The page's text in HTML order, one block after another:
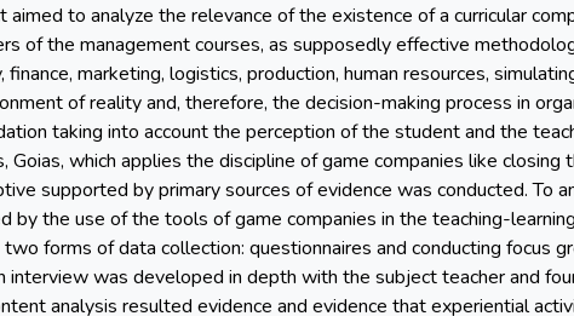
aimed to analyze the relevance of the existence of a curricular
of the management courses, as supposedly effective
marketing, logistics, production, human resources,
of reality and, therefore, the decision-making process in
taking into account the perception of the student and the
Goias, which applies the discipline of game companies like
supported by primary sources of evidence was conducted. To
by the use of the tools of game companies in the teaching-
forms of data collection: questionnaires and conducting focus
interview was developed in depth with the subject teacher and
analysis resulted evidence and evidence that experiential